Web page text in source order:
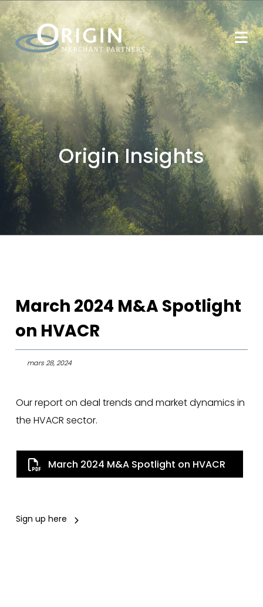
Origin Insights
March 2024 M&A Spotlight
on HVACR
mars 28, 2024
Our report on deal trends and market dynamics in
the HVACR sector.
March 2024 M&A Spotlight on HVACR
Sign up here